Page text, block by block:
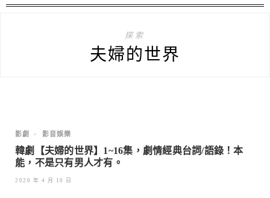
探索
夫婦的世界
影劇 • 影音娛樂
韓劇【夫婦的世界】1~16集，劇情經典台詞/語錄！本
能，不是只有男人才有。
2020 年 4 月 10 日